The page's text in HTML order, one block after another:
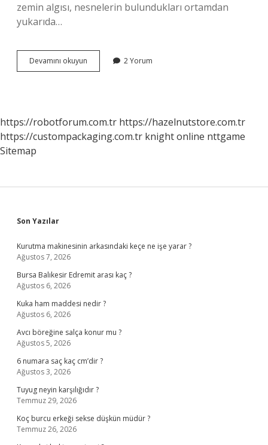
zemin algısı, nesnelerin bulundukları ortamdan
yukarıda…
Devamını okuyun Algılamayı
Etkileyen
2 Yorum
https://robotforum.com.tr https://hazelnutstore.com.tr
https://custompackaging.com.tr knight online nttgame
Sitemap
Sidebar
Son Yazılar
Kurutma makinesinin arkasındaki keçe ne işe yarar ?
Ağustos 7, 2026
Bursa Balıkesir Edremit arası kaç ?
Ağustos 6, 2026
Kuka ham maddesi nedir ?
Ağustos 6, 2026
Avcı böreğine salça konur mu ?
Ağustos 5, 2026
6 numara saç kaç cm’dir ?
Ağustos 3, 2026
Tuyug neyin karşılığıdır ?
Temmuz 29, 2026
Koç burcu erkeği sekse düşkün müdür ?
Temmuz 26, 2026